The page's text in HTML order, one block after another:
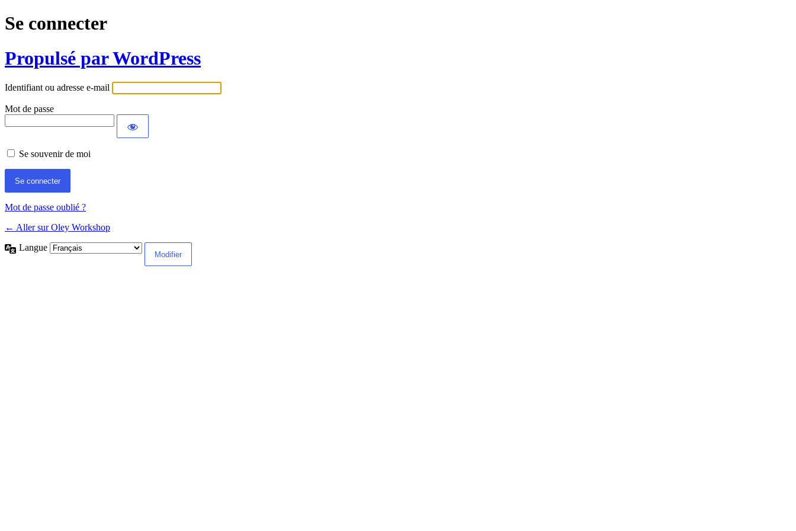
Se connecter
Propulsé par WordPress
Identifiant ou adresse e-mail
Mot de passe
Se souvenir de moi
Mot de passe oublié ?
← Aller sur Oley Workshop
Langue